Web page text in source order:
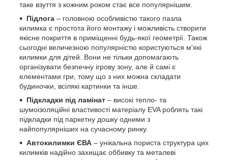
таке взуття з кожним роком стає все популярнішим.
Підлога – головною особливістю такого пазла
килимка є простота його монтажу і можливість створити
якісне покриття в приміщенні будь-якої геометрії. Також
сьогодні величезною популярністю користуються м'які
килимки для дітей. Вони не тільки допомагають
організувати безпечну ігрову зону, але й самі є
елементами гри, тому що з них можна складати
будиночки, всілякі картинки та інше.
Підкладки під ламінат – високі тепло- та
шумоізоляційні властивості матеріалу EVA роблять такі
підкладки під паркетну дошку одними з
найпопулярніших на сучасному ринку.
Автокилимки ЄВА – унікальна пориста структура цих
килимків надійно захищає оббивку та металеві